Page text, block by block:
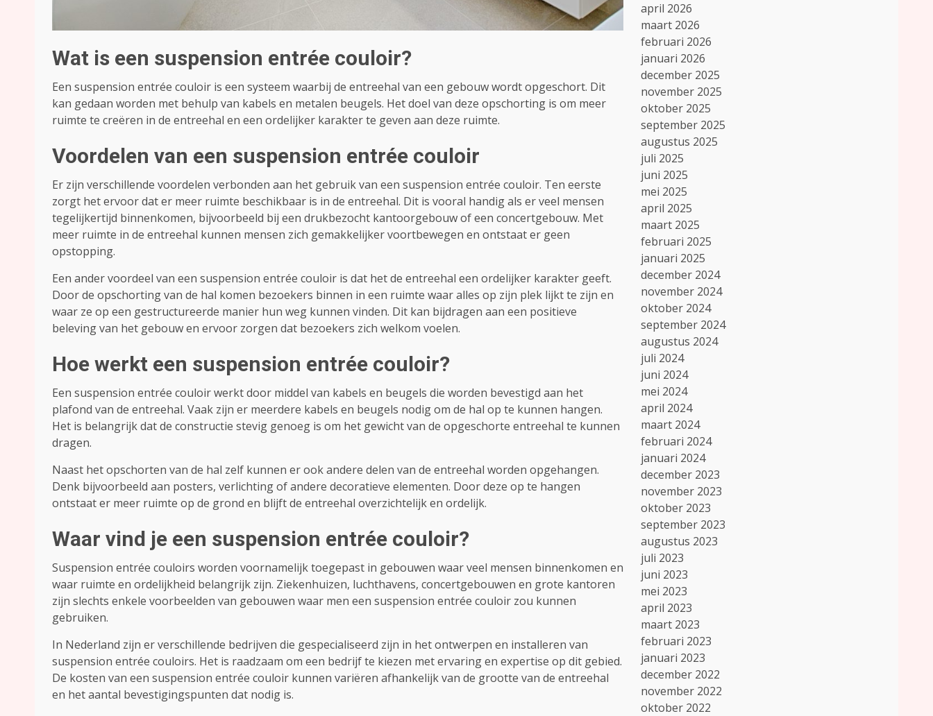
Wat is een suspension entrée couloir?
Een suspension entrée couloir is een systeem waarbij de entreehal van een gebouw wordt opgeschort. Dit
kan gedaan worden met behulp van kabels en metalen beugels. Het doel van deze opschorting is om meer
ruimte te creëren in de entreehal en een ordelijker karakter te geven aan deze ruimte.
Voordelen van een suspension entrée couloir
Er zijn verschillende voordelen verbonden aan het gebruik van een suspension entrée couloir. Ten eerste
zorgt het ervoor dat er meer ruimte beschikbaar is in de entreehal. Dit is vooral handig als er veel mensen
tegelijkertijd binnenkomen, bijvoorbeeld bij een drukbezocht kantoorgebouw of een concertgebouw. Met
meer ruimte in de entreehal kunnen mensen zich gemakkelijker voortbewegen en ontstaat er geen
opstopping.
Een ander voordeel van een suspension entrée couloir is dat het de entreehal een ordelijker karakter geeft.
Door de opschorting van de hal komen bezoekers binnen in een ruimte waar alles op zijn plek lijkt te zijn en
waar ze op een gestructureerde manier hun weg kunnen vinden. Dit kan bijdragen aan een positieve
beleving van het gebouw en ervoor zorgen dat bezoekers zich welkom voelen.
Hoe werkt een suspension entrée couloir?
Een suspension entrée couloir werkt door middel van kabels en beugels die worden bevestigd aan het
plafond van de entreehal. Vaak zijn er meerdere kabels en beugels nodig om de hal op te kunnen hangen.
Het is belangrijk dat de constructie stevig genoeg is om het gewicht van de opgeschorte entreehal te kunnen
dragen.
Naast het opschorten van de hal zelf kunnen er ook andere delen van de entreehal worden opgehangen.
Denk bijvoorbeeld aan posters, verlichting of andere decoratieve elementen. Door deze op te hangen
ontstaat er meer ruimte op de grond en blijft de entreehal overzichtelijk en ordelijk.
Waar vind je een suspension entrée couloir?
Suspension entrée couloirs worden voornamelijk toegepast in gebouwen waar veel mensen binnenkomen en
waar ruimte en ordelijkheid belangrijk zijn. Ziekenhuizen, luchthavens, concertgebouwen en grote kantoren
zijn slechts enkele voorbeelden van gebouwen waar men een suspension entrée couloir zou kunnen
gebruiken.
In Nederland zijn er verschillende bedrijven die gespecialiseerd zijn in het ontwerpen en installeren van
suspension entrée couloirs. Het is raadzaam om een bedrijf te kiezen met ervaring en expertise op dit gebied.
De kosten van een suspension entrée couloir kunnen variëren afhankelijk van de grootte van de entreehal
en het aantal bevestigingspunten dat nodig is.
april 2026
maart 2026
februari 2026
januari 2026
december 2025
november 2025
oktober 2025
september 2025
augustus 2025
juli 2025
juni 2025
mei 2025
april 2025
maart 2025
februari 2025
januari 2025
december 2024
november 2024
oktober 2024
september 2024
augustus 2024
juli 2024
juni 2024
mei 2024
april 2024
maart 2024
februari 2024
januari 2024
december 2023
november 2023
oktober 2023
september 2023
augustus 2023
juli 2023
juni 2023
mei 2023
april 2023
maart 2023
februari 2023
januari 2023
december 2022
november 2022
oktober 2022